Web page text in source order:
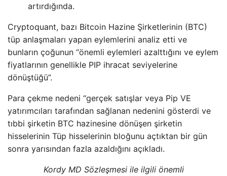
artırdığında.
Cryptoquant, bazı Bitcoin Hazine Şirketlerinin (BTC)
tüp anlaşmaları yapan eylemlerini analiz etti ve
bunların çoğunun “önemli eylemleri azalttığını ve eylem
fiyatlarının genellikle PIP ihracat seviyelerine
dönüştüğü”.
Para çekme nedeni “gerçek satışlar veya Pip VE
yatırımcıları tarafından sağlanan nedenini gösterdi ve
tıbbi şirketin BTC hazinesine dönüşen şirketin
hisselerinin Tüp hisselerinin bloğunu açtıktan bir gün
sonra yarısından fazla azaldığını açıkladı.
Kordy MD Sözleşmesi ile ilgili önemli